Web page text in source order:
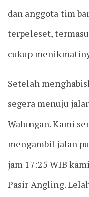
dan anggota tim
terpeleset,
cukup
Setelah
segera menuju
Walungan. Kami
mengambil jalan
jam 17:25 WIB
Pasir Angling.